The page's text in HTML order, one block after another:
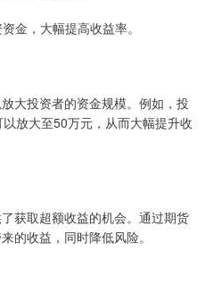
金，大幅提高收益率。
大投资者的资金规模。例如，投
放大至50万元，从而大幅提升收
获取超额收益的机会。通过期货
的收益，同时降低风险。